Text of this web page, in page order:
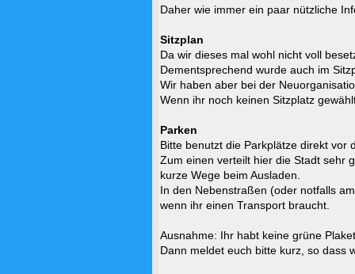
Daher wie immer ein paar nützliche
Sitzplan
Da wir dieses mal wohl nicht voll
Dementsprechend wurde auch im
Wir haben aber bei der
Wenn ihr noch keinen Sitzplatz
Parken
Bitte benutzt die Parkplätze direkt vor
Zum einen verteilt hier die Stadt sehr
kurze Wege beim Ausladen.
In den Nebenstraßen (oder notfalls
wenn ihr einen Transport braucht.
Ausnahme: Ihr habt keine grüne
Dann meldet euch bitte kurz, so dass